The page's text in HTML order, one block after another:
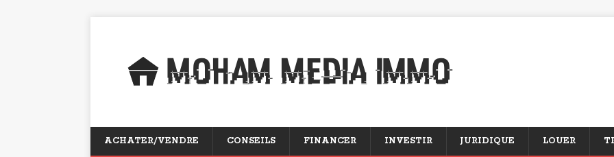
ACHATER/VENDRE CONSEILS FINANCER INVESTIR JURIDIQUE LOUER